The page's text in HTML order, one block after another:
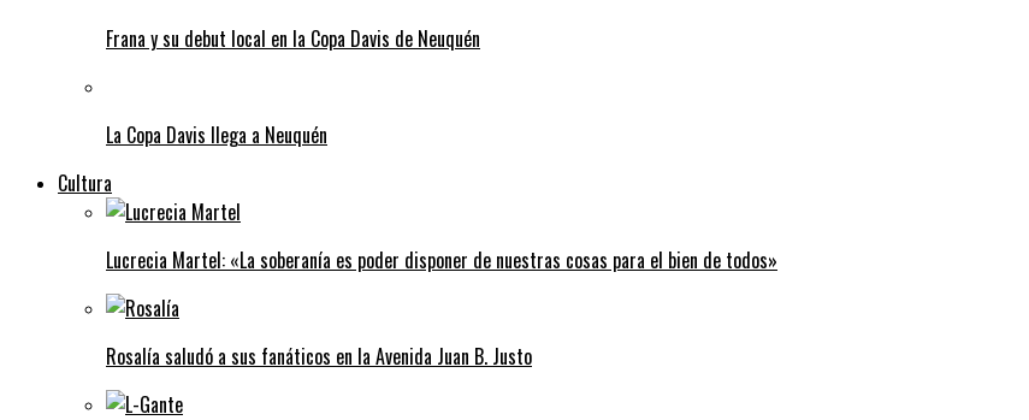
Frana y su debut local en la Copa Davis de Neuquén
La Copa Davis llega a Neuquén
Cultura
Lucrecia Martel: «La soberanía es poder disponer de nuestras cosas para el bien de todos»
Rosalía saludó a sus fanáticos en la Avenida Juan B. Justo